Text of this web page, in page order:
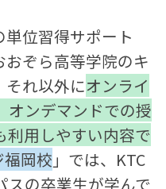
単位習得サポート
ぞら高等学院のキ
それ以外にオンライ
オンデマンドでの授
利用しやすい内容で
福岡校 」では、KTC
スの卒業生が学んで